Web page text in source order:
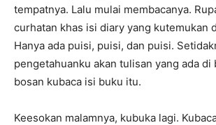
tempatnya. Lalu mulai membacanya.
curhatan khas isi diary yang kutemukan
Hanya ada puisi, puisi, dan puisi.
pengetahuanku akan tulisan yang ada di
bosan kubaca isi buku itu.
Keesokan malamnya, kubuka lagi.